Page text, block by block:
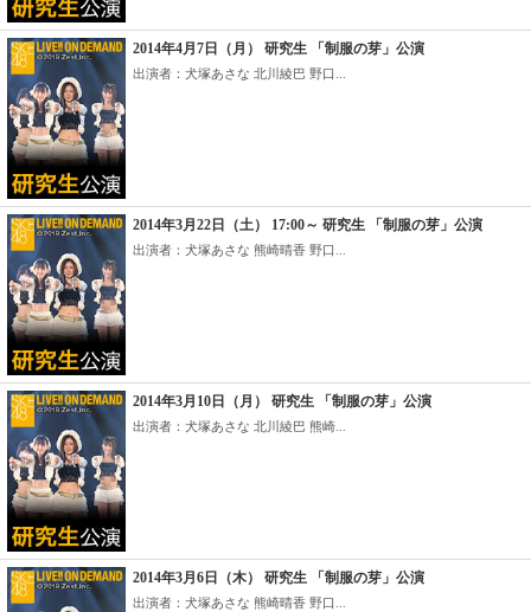
2014年4月7日（月） 研究生 「制服の芽」公演
出演者：犬塚あさな 北川綾巴 野口...
2014年3月22日（土） 17:00～ 研究生 「制服の芽」公演
出演者：犬塚あさな 熊崎晴香 野口...
2014年3月10日（月） 研究生 「制服の芽」公演
出演者：犬塚あさな 北川綾巴 熊崎...
2014年3月6日（木） 研究生 「制服の芽」公演
出演者：犬塚あさな 熊崎晴香 野口...